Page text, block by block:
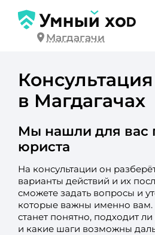
Магдагачи
в Магдагачах
Мы нашли для вас
юриста
На консультации он
варианты действий и их
сможете задать вопросы и
которые важны именно вам.
станет понятно, подходит
и какие шаги возможны